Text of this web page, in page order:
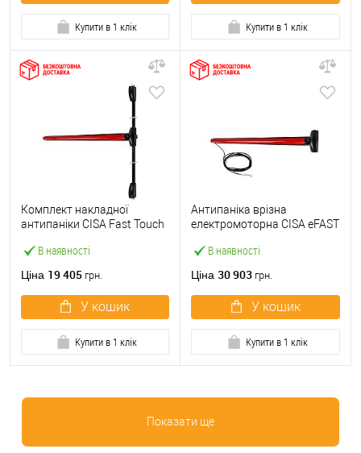
Купити в 1 клік Купити в 1 клік
В наявності
Комплект накладної
антипаніки CISA Fast Touch
точковий вверх-вниз
Ціна 19 405 грн.
У кошик
Купити в 1 клік
В наявності
Антипаніка врізна
електромоторна CISA eFAST
Ціна 30 903 грн.
У кошик
Купити в 1 клік
Показати ще